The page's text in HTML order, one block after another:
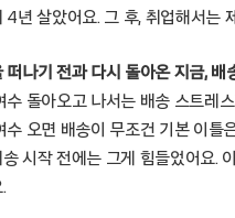
4년 살았어요. 그 후, 취업해서는
떠나기 전과 다시 돌아온 지금, 배
수 돌아오고 나서는 배송 스트레
수 오면 배송이 무조건 기본 이틀
송 시작 전에는 그게 힘들었어요.